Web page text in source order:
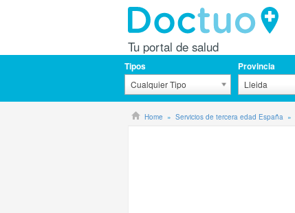
Tu portal de salud
Tipos
Cualquier Tipo
Provincia
Lleida
Home Servicios de tercera edad España